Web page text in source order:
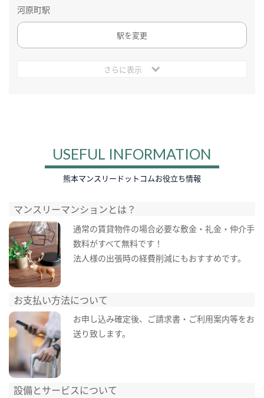
河原町駅
駅を変更
さらに表示
USEFUL INFORMATION
熊本マンスリードットコムお役立ち情報
マンスリーマンションとは？
通常の賃貸物件の場合必要な敷金・礼金・仲介手
数料がすべて無料です！
法人様の出張時の経費削減にもおすすめです。
お支払い方法について
お申し込み確定後、ご請求書・ご利用案内等をお
送り致します。
設備とサービスについて